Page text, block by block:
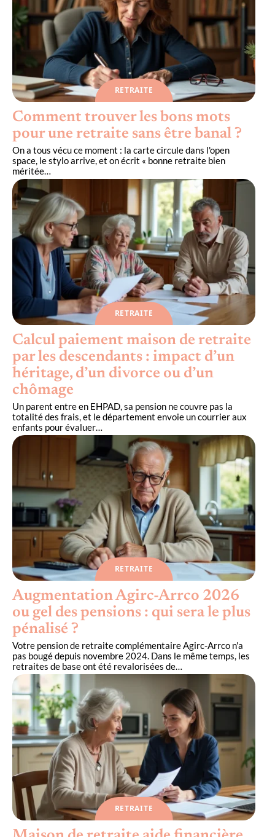
RETRAITE
Comment trouver les bons mots
pour une retraite sans être banal ?
On a tous vécu ce moment : la carte circule dans l'open
space, le stylo arrive, et on écrit « bonne retraite bien
méritée…
RETRAITE
Calcul paiement maison de retraite
par les descendants : impact d’un
héritage, d’un divorce ou d’un
chômage
Un parent entre en EHPAD, sa pension ne couvre pas la
totalité des frais, et le département envoie un courrier aux
enfants pour évaluer
RETRAITE
Augmentation Agirc-Arrco 2026
ou gel des pensions : qui sera le plus
pénalisé ?
Votre pension de retraite complémentaire Agirc-Arrco n'a
pas bougé depuis novembre 2024. Dans le même temps, les
retraites de base ont été revalorisées de…
RETRAITE